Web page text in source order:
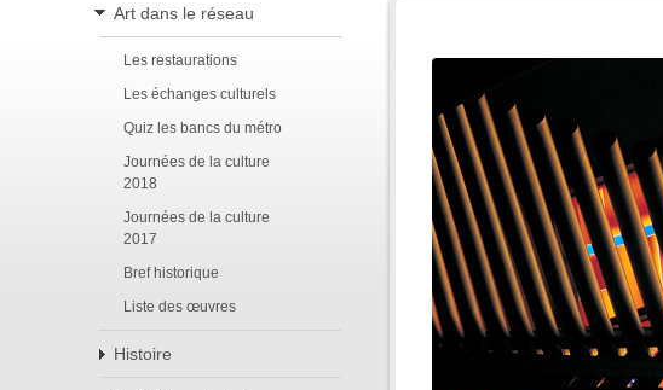
Art dans le réseau
Les restaurations
Les échanges culturels
Quiz les bancs du métro
Journées de la culture
2018
Journées de la culture
2017
Bref historique
Liste des œuvres
Histoire